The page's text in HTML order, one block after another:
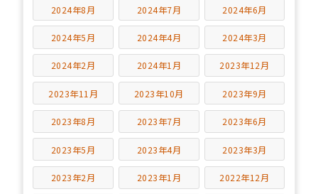
2024年8月 2024年7月 2024年6月
2024年5月 2024年4月 2024年3月
2024年2月 2024年1月 2023年12月
2023年11月 2023年10月 2023年9月
2023年8月 2023年7月 2023年6月
2023年5月 2023年4月 2023年3月
2023年2月 2023年1月 2022年12月